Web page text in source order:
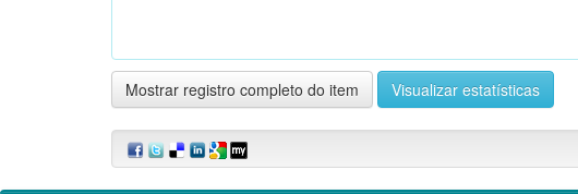
Mostrar registro completo do item Visualizar estatísticas